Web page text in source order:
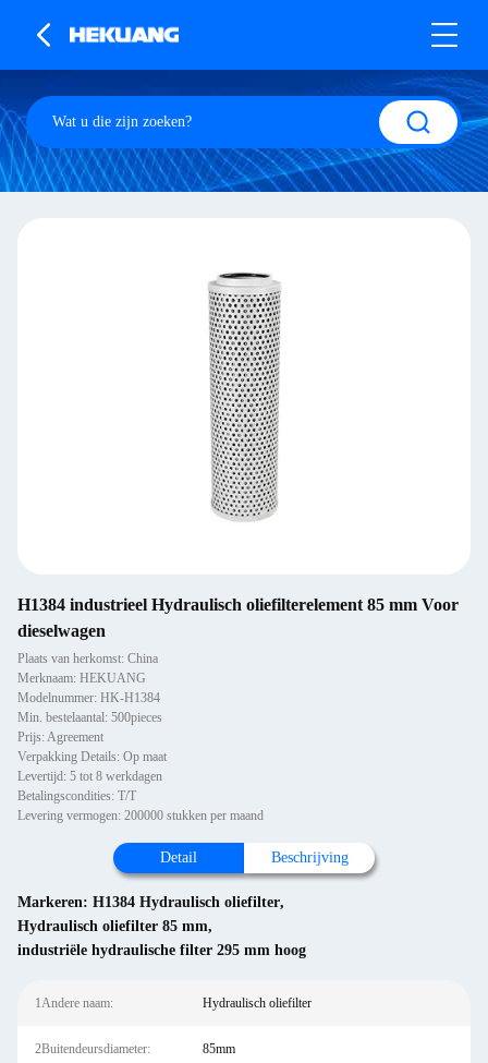
H1384 industrieel Hydraulisch oliefilterelement 85 mm Voor
dieselwagen
Plaats van herkomst: China
Merknaam: HEKUANG
Modelnummer: HK-H1384
Min. bestelaantal: 500pieces
Prijs: Agreement
Verpakking Details: Op maat
Levertijd: 5 tot 8 werkdagen
Betalingscondities: T/T
Levering vermogen: 200000 stukken per maand
Detail Beschrijving
Markeren: H1384 Hydraulisch oliefilter,
Hydraulisch oliefilter 85 mm,
industriële hydraulische filter 295 mm hoog
1Andere naam: Hydraulisch oliefilter
2Buitendeursdiameter: 85mm